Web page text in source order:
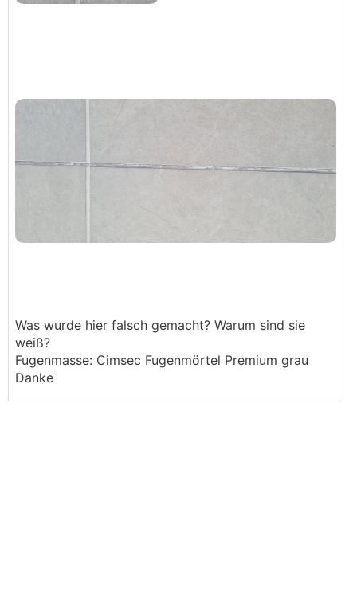
Was wurde hier falsch gemacht? Warum sind sie
weiß?
Fugenmasse: Cimsec Fugenmörtel Premium grau
Danke